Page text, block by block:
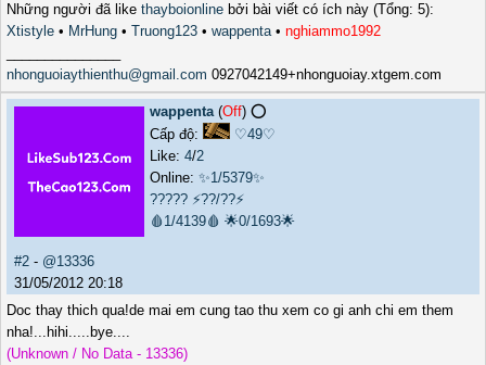
Những người đã like thayboionline bởi bài viết có ích này (Tổng: 5):
Xtistyle • MrHung • Truong123 • wappenta• nghiammo1992
nhonguoiaythienthu@gmail.com 0927042149+nhonguoiay.xtgem.com
wappenta(Off) ⭕️
Cấp độ:
♡49♡
Like: 4/2
Online: ✨1/5379✨
????? ⚡??/??⚡
🩸1/4139🩸 🌟0/1693🌟
#2 - @13336
31/05/2012 20:18
Doc thay thich qua!de mai em cung tao thu xem co gi anh chi em them
nha!...hihi.....bye....
(Unknown / No Data - 13336)